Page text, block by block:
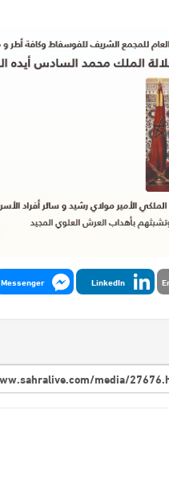
LinkedIn
Messenger